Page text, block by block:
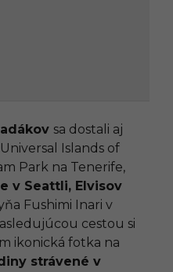
sa dostali aj
Islands of
Park na Tenerife,
v Seattli, Elvisov
Fushimi Inari v
cestou si
ikonická fotka na
strávené v